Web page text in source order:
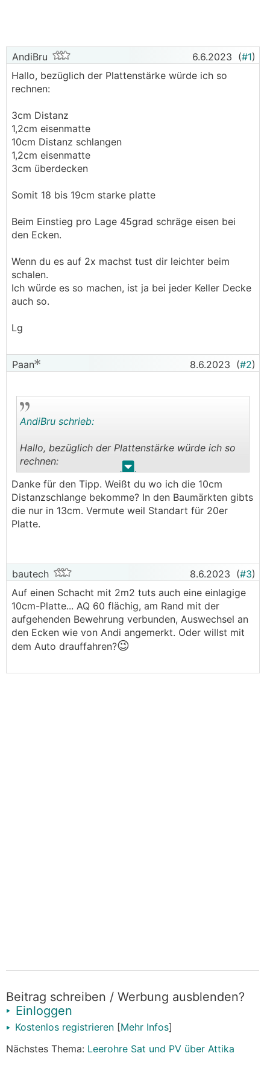
AndiBru 6.6.2023 (#1)
Hallo, bezüglich der Plattenstärke würde ich so
rechnen:
3cm Distanz
1,2cm eisenmatte
10cm Distanz schlangen
1,2cm eisenmatte
3cm überdecken
Somit 18 bis 19cm starke platte
Beim Einstieg pro Lage 45grad schräge eisen bei
den Ecken.
Wenn du es auf 2x machst tust dir leichter beim
schalen.
Ich würde es so machen, ist ja bei jeder Keller Decke
auch so.
Lg
Paan 8.6.2023 (#2)
. .
AndiBru schrieb:
Hallo, bezüglich der Plattenstärke würde ich so
rechnen:
3cm Distanz
1,2cm eisenmatte
10cm Distanz schlangen
1,2cm eisenmatte
Somit 18 bis 19cm starke platte
Beim Einstieg pro Lage 45grad schräge eisen bei
den Ecken.
Wenn du es auf 2x machst tust dir leichter beim
schalen.
Decke auch so.
Danke für den Tipp. Weißt du wo ich die 10cm
Distanzschlange bekomme? In den Baumärkten gibts
die nur in 13cm. Vermute weil Standart für 20er
Platte.
bautech 8.6.2023 (#3)
Auf einen Schacht mit 2m2 tuts auch eine einlagige
10cm-Platte... AQ 60 flächig, am Rand mit der
aufgehenden Bewehrung verbunden, Auswechsel an
den Ecken wie von Andi angemerkt. Oder willst mit
dem Auto drauffahren?😉
Beitrag schreiben / Werbung ausblenden?
Einloggen
Kostenlos registrieren [Mehr Infos]
Nächstes Thema: Leerohre Sat und PV über Attika